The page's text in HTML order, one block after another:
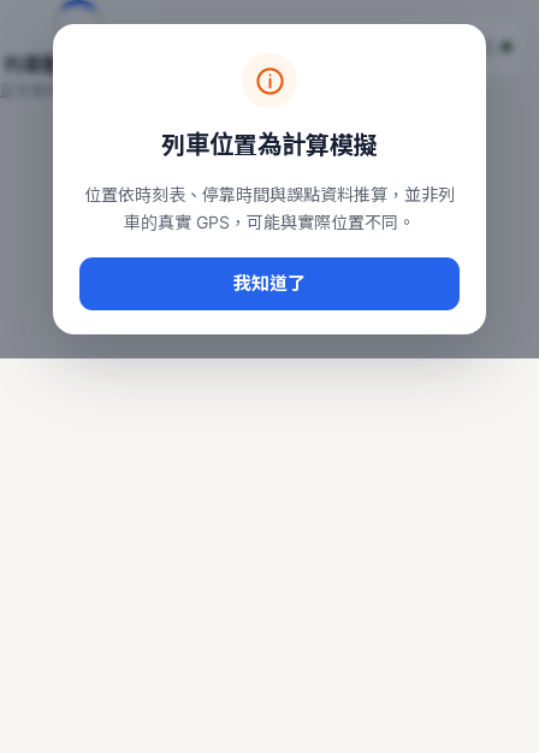
台鐵列車即時位置地圖
本頁顯示目前全台鐵運行中的列車位置，涵蓋自強、普悠瑪、
常用查詢：
、台中車站即時動態
台鐵即時動態
列車位置為計算模擬
位置依時刻表、停靠時間與誤點資料推算，並非列
車的真實 GPS，可能與實際位置不同。
我知道了
列車動態載入中…